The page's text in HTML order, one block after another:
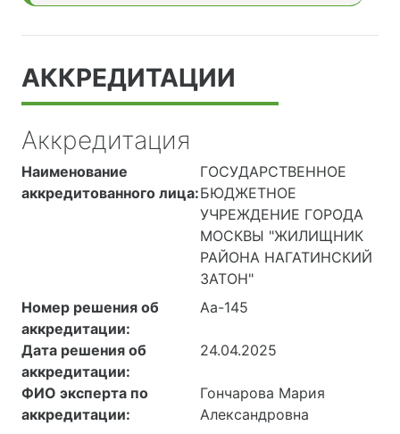
АККРЕДИТАЦИИ
Аккредитация
Наименование
аккредитованного лица:
ГОСУДАРСТВЕННОЕ
БЮДЖЕТНОЕ
УЧРЕЖДЕНИЕ ГОРОДА
МОСКВЫ "ЖИЛИЩНИК
РАЙОНА НАГАТИНСКИЙ
ЗАТОН"
Номер решения об
аккредитации:
Аа-145
Дата решения об
аккредитации:
24.04.2025
ФИО эксперта по
аккредитации:
Гончарова Мария
Александровна